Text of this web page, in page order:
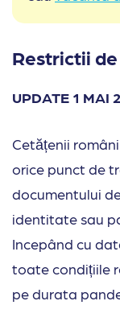
Restrictii
UPDATE 1 MAI
Cetățenii
orice punct de
documentului
identitate sau
Incepând cu
toate condițiile
pe durata